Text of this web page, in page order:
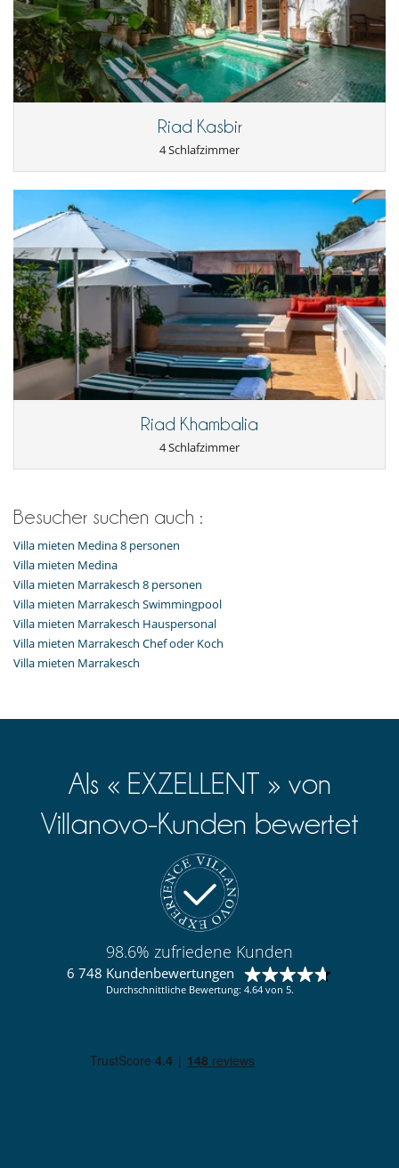
Riad Kasbir
4 Schlafzimmer
Riad Khambalia
4 Schlafzimmer
Besucher suchen auch :
Villa mieten Medina 8 personen
Villa mieten Medina
Villa mieten Marrakesch 8 personen
Villa mieten Marrakesch Swimmingpool
Villa mieten Marrakesch Hauspersonal
Villa mieten Marrakesch Chef oder Koch
Villa mieten Marrakesch
Als « EXZELLENT » von
Villanovo-Kunden bewertet
98.6% zufriedene Kunden
6 748 Kundenbewertungen
Durchschnittliche Bewertung: 4.64 von 5.